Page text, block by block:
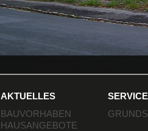
AKTUELLES
BAUVORHABEN
HAUSANGEBOTE